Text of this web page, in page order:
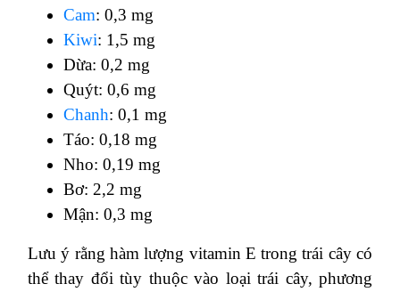
Cam: 0,3 mg
Kiwi: 1,5 mg
Dừa: 0,2 mg
Quýt: 0,6 mg
Chanh: 0,1 mg
Táo: 0,18 mg
Nho: 0,19 mg
Bơ: 2,2 mg
Mận: 0,3 mg
Lưu ý rằng hàm lượng vitamin E trong trái cây có
thể thay đổi tùy thuộc vào loại trái cây, phương